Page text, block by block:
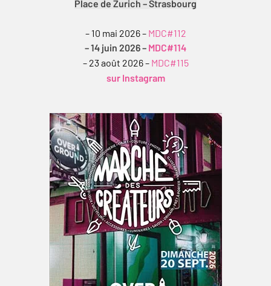
Place de Zurich – Strasbourg
– 10 mai 2026 – MDC#112
– 14 juin 2026 – MDC#114
– 23 août 2026 – MDC#115
sur Instagram